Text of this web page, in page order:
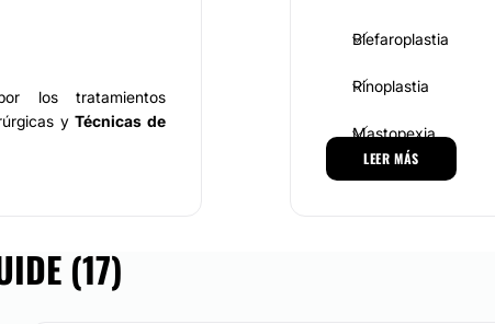
los tratamientos
yTécnicas de
pacientes.
Blefaroplastia
Rinoplastia
Mastopexia
Otoplastia
LEER MÁS
(17)